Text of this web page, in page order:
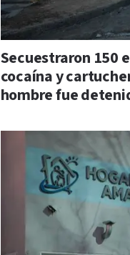
Secuestraron 150
cocaína y
hombre fue